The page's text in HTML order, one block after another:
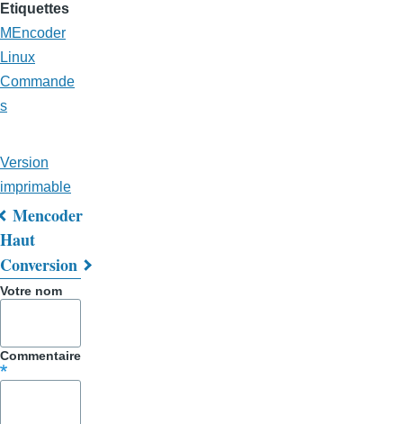
Etiquettes
MEncoder
Linux
Commande
s
Version
imprimable
Liens
transversaux
de
pour
Mencoder
Haut
Conversion
Votre nom
Commentaire